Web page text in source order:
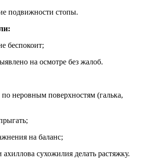
подвижности стопы.
беспокоит;
на осмотре без жалоб.
по неровным поверхностям (галька,
на баланс;
сухожилия делать растяжку.